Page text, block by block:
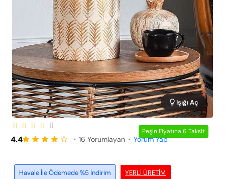
Peşin Fiyatına 6 Taksit
Işığı Aç
YERLI ÜRETIM
Havale İle Ödemede %5 İndirim
4.4 • 16 Yorumlayan • Yorum Yap